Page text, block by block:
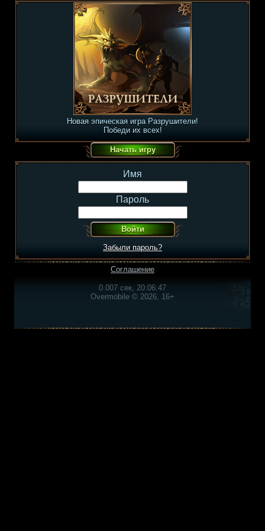
Новая эпическая игра Разрушители!
Победи их всех!
Имя
Пароль
Забыли пароль?
Соглашение
0.007 сек, 20:06:47
Overmobile © 2026, 16+